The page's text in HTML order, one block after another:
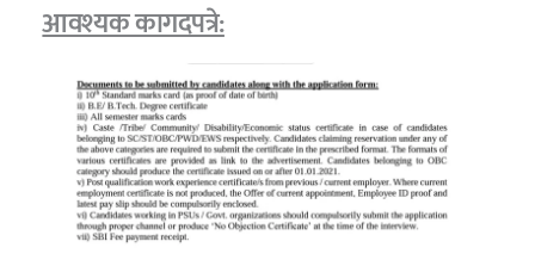
आवश्यक कागदपत्रे: